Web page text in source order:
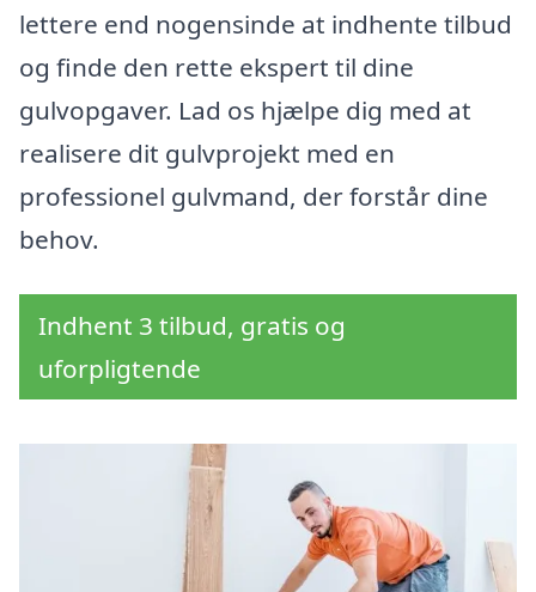
lettere end nogensinde at indhente tilbud
og finde den rette ekspert til dine
gulvopgaver. Lad os hjælpe dig med at
realisere dit gulvprojekt med en
professionel gulvmand, der forstår dine
behov.
Indhent 3 tilbud, gratis og
uforpligtende